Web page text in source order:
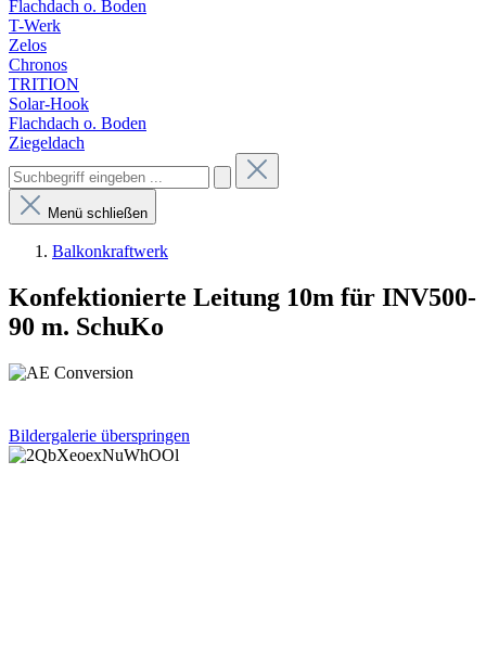
Flachdach o. Boden
T-Werk
Zelos
Chronos
TRITION
Solar-Hook
Flachdach o. Boden
Ziegeldach
Menü schließen
Balkonkraftwerk
Konfektionierte Leitung 10m für INV500-
90 m. SchuKo
Bildergalerie überspringen